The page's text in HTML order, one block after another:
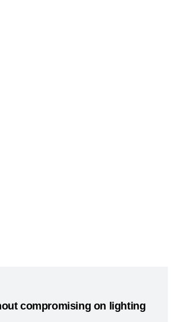
compromising on lighting